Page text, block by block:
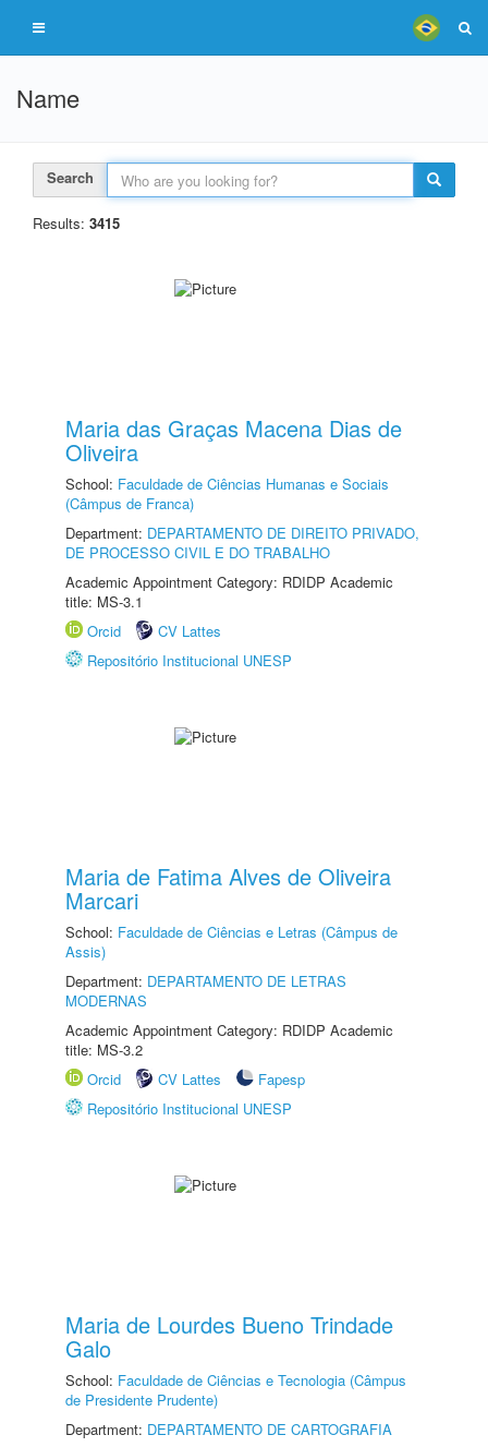
Name
Search
Results: 3415
Maria das Graças Macena Dias de
Oliveira
School: Faculdade de Ciências Humanas e Sociais
(Câmpus de Franca)
Department: DEPARTAMENTO DE DIREITO PRIVADO,
DE PROCESSO CIVIL E DO TRABALHO
Academic Appointment Category: RDIDP Academic
title: MS-3.1
Orcid
CV Lattes
Repositório Institucional UNESP
Maria de Fatima Alves de Oliveira
Marcari
School: Faculdade de Ciências e Letras (Câmpus de
Assis)
Department: DEPARTAMENTO DE LETRAS
MODERNAS
Academic Appointment Category: RDIDP Academic
title: MS-3.2
Orcid
CV Lattes
Fapesp
Repositório Institucional UNESP
Maria de Lourdes Bueno Trindade
Galo
School: Faculdade de Ciências e Tecnologia (Câmpus
de Presidente Prudente)
Department: DEPARTAMENTO DE CARTOGRAFIA